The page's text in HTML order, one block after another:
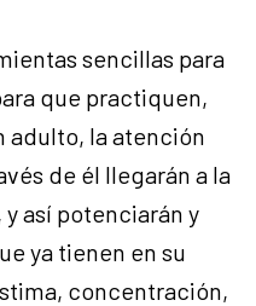
sencillas para
que practiquen,
adulto, la atención
de él llegarán a la
así potenciarán y
ya tienen en su
concentración,